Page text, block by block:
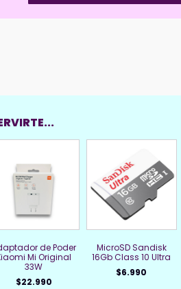
Mano
Smartphone
de Poder
Mi Original
33W
$22.990
MicroSD Sandisk
16Gb Class 10 Ultra
$6.990